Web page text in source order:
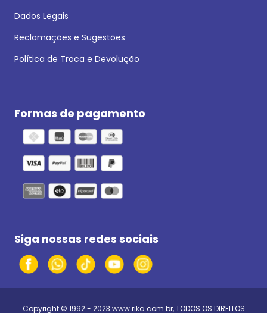
Dados Legais
Reclamações e Sugestões
Política de Troca e Devolução
Formas de pagamento
Siga nossas redes sociais
Copyright © 1992 - 2023 www.rika.com.br, TODOS OS DIREITOS